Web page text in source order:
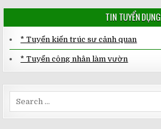
TIN TUYỂN DỤNG
* Tuyển kiến trúc sư cảnh quan
* Tuyển công nhân làm vườn